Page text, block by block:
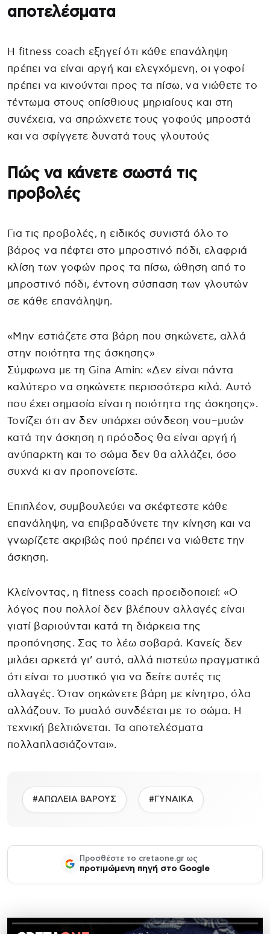
αποτελέσματα
Η fitness coach εξηγεί ότι κάθε επανάληψη
πρέπει να είναι αργή και ελεγχόμενη, οι γοφοί
πρέπει να κινούνται προς τα πίσω, να νιώθετε το
τέντωμα στους οπίσθιους μηριαίους και στη
συνέχεια, να σπρώχνετε τους γοφούς μπροστά
και να σφίγγετε δυνατά τους γλουτούς
Πώς να κάνετε σωστά τις
προβολές
Για τις προβολές, η ειδικός συνιστά όλο το
βάρος να πέφτει στο μπροστινό πόδι, ελαφριά
κλίση των γοφών προς τα πίσω, ώθηση από το
μπροστινό πόδι, έντονη σύσπαση των γλουτών
σε κάθε επανάληψη.
«Μην εστιάζετε στα βάρη που σηκώνετε, αλλά
στην ποιότητα της άσκησης»
Σύμφωνα με τη Gina Amin: «Δεν είναι πάντα
καλύτερο να σηκώνετε περισσότερα κιλά. Αυτό
που έχει σημασία είναι η ποιότητα της άσκησης».
Τονίζει ότι αν δεν υπάρχει σύνδεση νου–μυών
κατά την άσκηση η πρόοδος θα είναι αργή ή
ανύπαρκτη και το σώμα δεν θα αλλάζει, όσο
συχνά κι αν προπονείστε.
Επιπλέον, συμβουλεύει να σκέφτεστε κάθε
επανάληψη, να επιβραδύνετε την κίνηση και να
γνωρίζετε ακριβώς πού πρέπει να νιώθετε την
άσκηση.
Κλείνοντας, η fitness coach προειδοποιεί: «Ο
λόγος που πολλοί δεν βλέπουν αλλαγές είναι
γιατί βαριούνται κατά τη διάρκεια της
προπόνησης. Σας το λέω σοβαρά. Κανείς δεν
μιλάει αρκετά γι’ αυτό, αλλά πιστεύω πραγματικά
ότι είναι το μυστικό για να δείτε αυτές τις
αλλαγές. Όταν σηκώνετε βάρη με κίνητρο, όλα
αλλάζουν. Το μυαλό συνδέεται με το σώμα. Η
τεχνική βελτιώνεται. Τα αποτελέσματα
πολλαπλασιάζονται».
#ΑΠΩΛΕΙΑ ΒΑΡΟΥΣ #ΓΥΝΑΙΚΑ
Προσθέστε το cretaone.gr ως
προτιμώμενη πηγή στο Google